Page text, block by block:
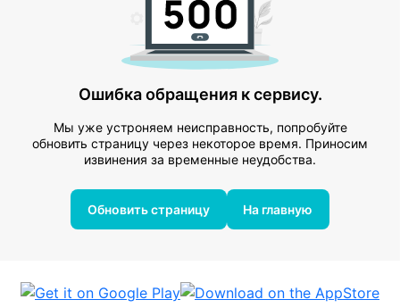
Ошибка обращения к сервису.
Мы уже устроняем неисправность, попробуйте
обновить страницу через некоторое время. Приносим
извинения за временные неудобства.
Обновить страницу На главную